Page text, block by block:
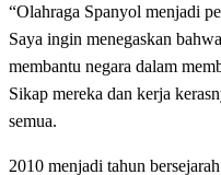
“Olahraga Spanyol menjadi
Saya ingin menegaskan
membantu negara dalam
Sikap mereka dan kerja
semua.
2010 menjadi tahun